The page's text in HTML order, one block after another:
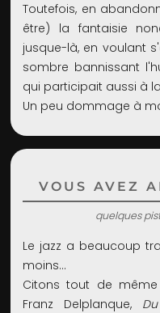
Toutefois, en
être) la fantaisie
jusque-là, en voulant
sombre bannissant
qui participait aussi à
Un peu dommage à
VOUS AVEZ
quelques
Le jazz a beaucoup
moins…
Citons tout de
Franz Delplanque,